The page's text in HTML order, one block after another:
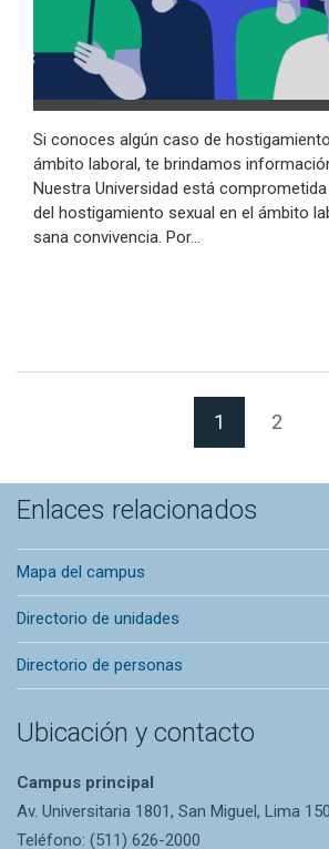
Si conoces algún caso de
ámbito laboral, te brindamos
Nuestra Universidad está
del hostigamiento sexual en el ámbito
sana convivencia. Por…
1 (Página
2
Enlaces relacionados
Mapa del campus
Directorio de unidades
Directorio de personas
Ubicación y contacto
Campus principal
Av. Universitaria 1801, San Miguel, Lima
Teléfono: (511) 626-2000